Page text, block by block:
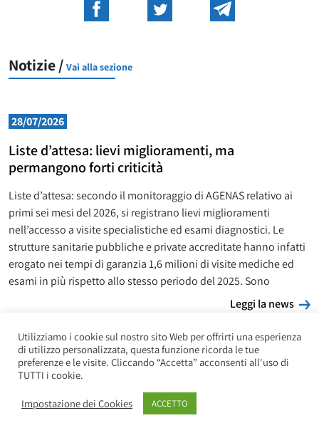
Notizie / Vai alla sezione
28/07/2026
Liste d’attesa: lievi miglioramenti, ma
permangono forti criticità
Liste d’attesa: secondo il monitoraggio di AGENAS relativo ai
primi sei mesi del 2026, si registrano lievi miglioramenti
nell’accesso a visite specialistiche ed esami diagnostici. Le
strutture sanitarie pubbliche e private accreditate hanno infatti
erogato nei tempi di garanzia 1,6 milioni di visite mediche ed
esami in più rispetto allo stesso periodo del 2025. Sono
Leggi la news
Utilizziamo i cookie sul nostro sito Web per offrirti una esperienza
di utilizzo personalizzata, questa funzione ricorda le tue
preferenze e le visite. Cliccando “Accetta” acconsenti all'uso di
TUTTI i cookie.
Impostazione dei Cookies ACCETTO